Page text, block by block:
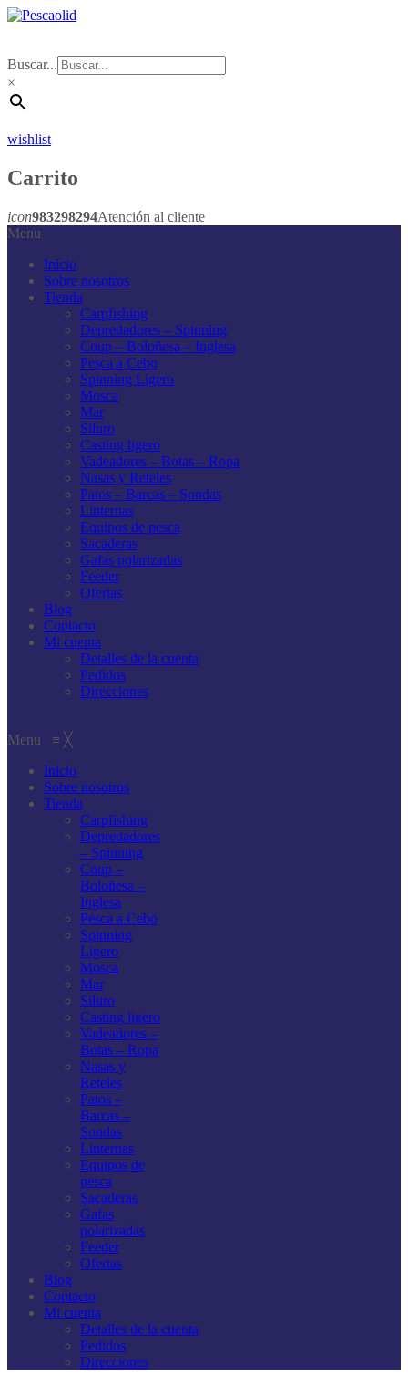
Buscar...
×
wishlist
Carrito
icon983298294Atención al cliente
Menu
Inicio
Sobre nosotros
Tienda
Carpfishing
Depredadores – Spinning
Coup – Boloñesa – Inglesa
Pesca a Cebo
Spinning Ligero
Mosca
Mar
Siluro
Casting ligero
Vadeadores – Botas – Ropa
Nasas y Reteles
Patos – Barcas – Sondas
Linternas
Equipos de pesca
Sacaderas
Gafas polarizadas
Feeder
Ofertas
Blog
Contacto
Mi cuenta
Detalles de la cuenta
Pedidos
Direcciones
Menu ≡ ╳
Inicio
Sobre nosotros
Tienda
Carpfishing
Depredadores
– Spinning
Coup –
Boloñesa –
Inglesa
Pesca a Cebo
Spinning
Ligero
Mosca
Mar
Siluro
Casting ligero
Vadeadores –
Botas – Ropa
Nasas y
Reteles
Patos –
Barcas –
Sondas
Linternas
Equipos de
pesca
Sacaderas
Gafas
polarizadas
Feeder
Ofertas
Blog
Contacto
Mi cuenta
Detalles de la cuenta
Pedidos
Direcciones